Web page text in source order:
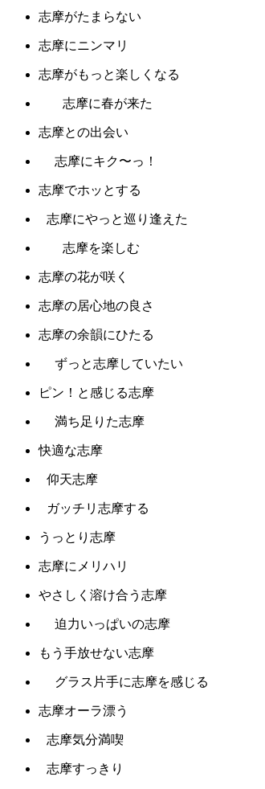
志摩がたまらない
志摩にニンマリ
志摩がもっと楽しくなる
志摩に春が来た
志摩との出会い
志摩にキク〜っ！
志摩でホッとする
志摩にやっと巡り逢えた
志摩を楽しむ
志摩の花が咲く
志摩の居心地の良さ
志摩の余韻にひたる
ずっと志摩していたい
ピン！と感じる志摩
満ち足りた志摩
快適な志摩
仰天志摩
ガッチリ志摩する
うっとり志摩
志摩にメリハリ
やさしく溶け合う志摩
迫力いっぱいの志摩
もう手放せない志摩
グラス片手に志摩を感じる
志摩オーラ漂う
志摩気分満喫
志摩すっきり